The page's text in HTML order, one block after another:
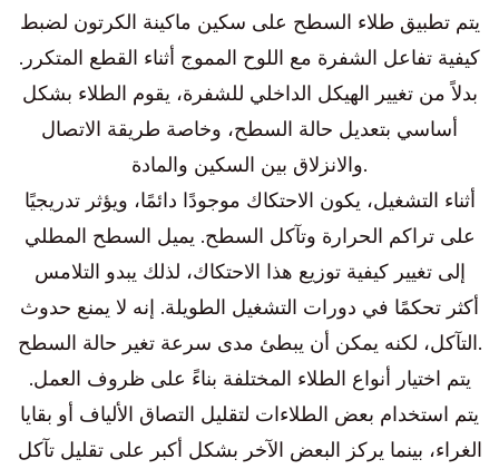
يتم تطبيق طلاء السطح على سكين ماكينة الكرتون لضبط
كيفية تفاعل الشفرة مع اللوح المموج أثناء القطع المتكرر.
بدلاً من تغيير الهيكل الداخلي للشفرة، يقوم الطلاء بشكل
أساسي بتعديل حالة السطح، وخاصة طريقة الاتصال
والانزلاق بين السكين والمادة.
أثناء التشغيل، يكون الاحتكاك موجودًا دائمًا، ويؤثر تدريجيًا
على تراكم الحرارة وتآكل السطح. يميل السطح المطلي
إلى تغيير كيفية توزيع هذا الاحتكاك، لذلك يبدو التلامس
أكثر تحكمًا في دورات التشغيل الطويلة. إنه لا يمنع حدوث
التآكل، لكنه يمكن أن يبطئ مدى سرعة تغير حالة السطح.
يتم اختيار أنواع الطلاء المختلفة بناءً على ظروف العمل.
يتم استخدام بعض الطلاءات لتقليل التصاق الألياف أو بقايا
الغراء، بينما يركز البعض الآخر بشكل أكبر على تقليل تآكل